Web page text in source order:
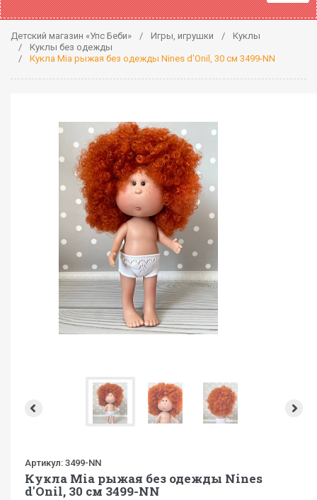
Детский магазин «Упс Беби» Игры, игрушки
Куклы
Куклы без одежды
Кукла Mia рыжая без одежды Nines d'Onil, 30 см 3499-NN
Артикул: 3499-NN
Кукла Mia рыжая без одежды Nines
d'Onil, 30 см 3499-NN